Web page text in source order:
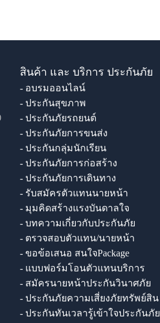
สินค้า และ บริการ ประกันภัย
- อบรมออนไลน์
- ประกันสุขภาพ
- ประกันภัยรถยนต์
- ประกันภัยการขนส่ง
- ประกันกลุ่มนักเรียน
- ประกันภัยการก่อสร้าง
- ประกันภัยการเดินทาง
- รับสมัครตัวแทนนายหน้า
- มุมคิดสร้างแรงบันดาลใจ
- บทความเกี่ยวกับประกันภัย
- ตรวจสอบตัวแทน/นายหน้า
- ขอข้อเสนอ สนใจPackage
- แบบฟอร์มโอนตัวแทนบริการ
- สมัครนายหน้าประกันวินาศภัย
- ประกันภัยความเสี่ยงภัยทรัพย์สิน
- ประกันทันเวลารู้เข้าใจประกันภัย